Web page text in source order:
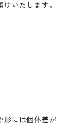
いたします。
形には個体差が